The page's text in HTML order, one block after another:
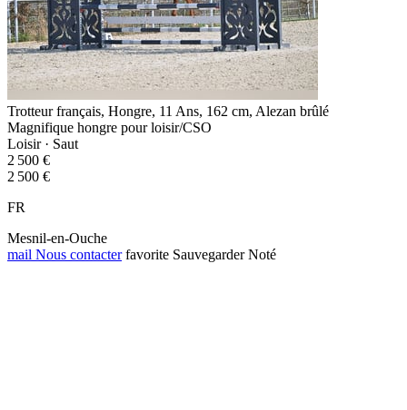
Trotteur français, Hongre, 11 Ans, 162 cm, Alezan brûlé
Magnifique hongre pour loisir/CSO
Loisir · Saut
2 500 €
2 500 €
FR
Mesnil-en-Ouche
mail Nous contacter favorite Sauvegarder Noté